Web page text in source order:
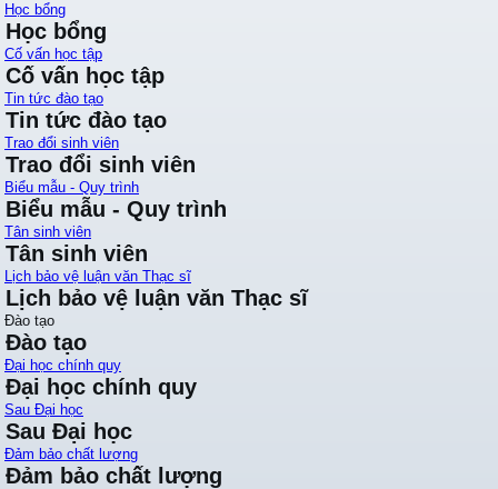
Học bổng
Học bổng
Cố vấn học tập
Cố vấn học tập
Tin tức đào tạo
Tin tức đào tạo
Trao đổi sinh viên
Trao đổi sinh viên
Biểu mẫu - Quy trình
Biểu mẫu - Quy trình
Tân sinh viên
Tân sinh viên
Lịch bảo vệ luận văn Thạc sĩ
Lịch bảo vệ luận văn Thạc sĩ
Đào tạo
Đào tạo
Đại học chính quy
Đại học chính quy
Sau Đại học
Sau Đại học
Đảm bảo chất lượng
Đảm bảo chất lượng